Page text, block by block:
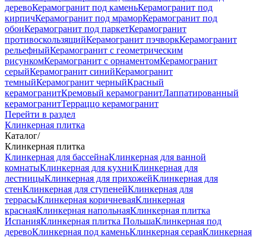
деревоКерамогранит под каменьКерамогранит под
кирпичКерамогранит под мраморКерамогранит под
обоиКерамогранит под паркетКерамогранит
противоскользящийКерамогранит пэчворкКерамогранит
рельефныйКерамогранит с геометрическим
рисункомКерамогранит с орнаментомКерамогранит
серыйКерамогранит синийКерамогранит
темныйКерамогранит черныйКрасный
керамогранитКремовый керамогранитЛаппатированный
керамогранитТерраццо керамогранит
Перейти в раздел
Клинкерная плитка
Каталог/
Клинкерная плитка
Клинкерная для бассейнаКлинкерная для ванной
комнатыКлинкерная для кухниКлинкерная для
лестницыКлинкерная для прихожейКлинкерная для
стенКлинкерная для ступенейКлинкерная для
террасыКлинкерная коричневаяКлинкерная
краснаяКлинкерная напольнаяКлинкерная плитка
ИспанияКлинкерная плитка ПольшаКлинкерная под
деревоКлинкерная под каменьКлинкерная сераяКлинкерная